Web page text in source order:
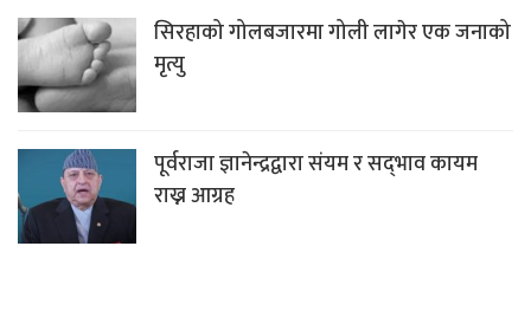
सिरहाको गोलबजारमा गोली लागेर एक जनाको
मृत्यु
पूर्वराजा ज्ञानेन्द्रद्वारा संयम र सद्‌भाव कायम
राख्न आग्रह